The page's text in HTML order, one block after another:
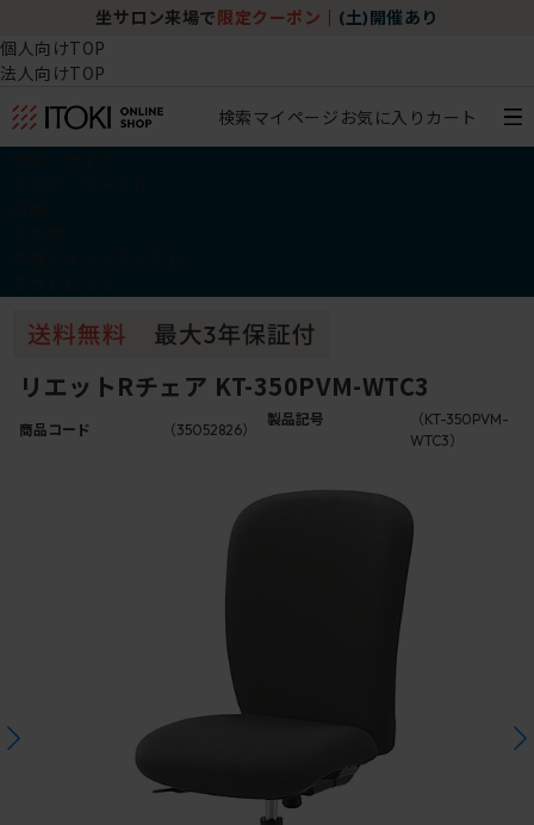
坐サロン来場で 限定クーポン (土)開催あり
個人向けTOP
法人向けTOP
検索マイページ お気に入り カート
リエットRチェア KT-350PVM-WTC3
商品コード （35052826）
製品記号
（KT-350PVM-
WTC3）